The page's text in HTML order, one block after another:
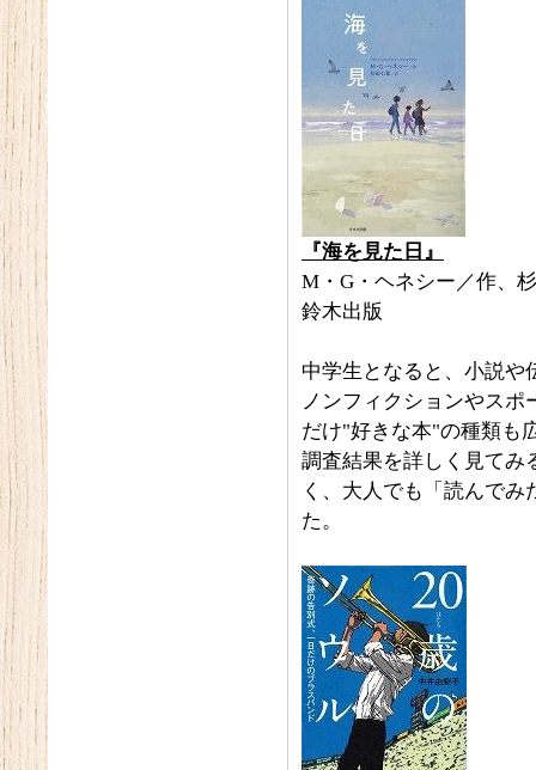
『海を見た日』
M・G・ヘネシー／作、
鈴木出版
中学生となると、小説や
ノンフィクションやス
だけ"好きな本"の種類も
調査結果を詳しく見てみ
く、大人でも「読んで
た。